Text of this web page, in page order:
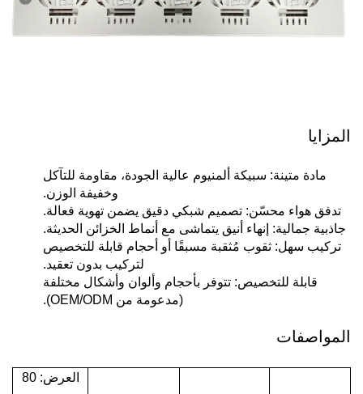
المزايا
مادة متينة: سبيكة ألمنيوم عالية الجودة، مقاومة للتآكل
وخفيفة الوزن.
تدفق هواء محسّن: تصميم شبكي دقيق يضمن تهوية فعالة.
جاذبية جمالية: إنهاء أنيق يتماشى مع أنماط الخزائن الحديثة.
تركيب سهل: ثقوب مُثقبة مسبقًا أو أحجام قابلة للتخصيص
لتركيب بدون تعقيد.
قابلة للتخصيص: تتوفر بأحجام وألوان وأشكال مختلفة
(مدعومة من OEM/ODM).
المواصفات
العرض: 80